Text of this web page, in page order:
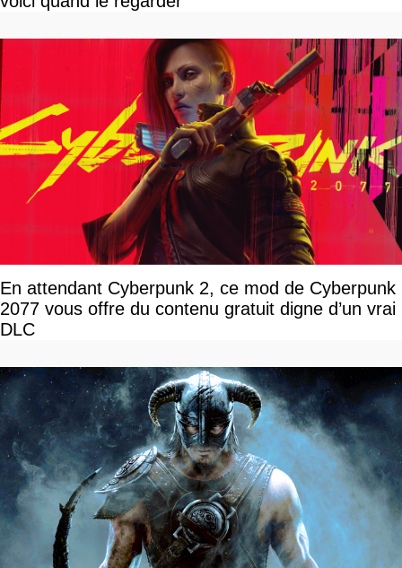
En attendant Cyberpunk 2, ce mod de Cyberpunk
2077 vous offre du contenu gratuit digne d’un vrai
DLC